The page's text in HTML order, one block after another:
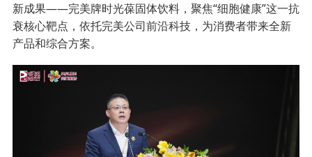
新成果——完美牌时光葆固体饮料，聚焦“细胞健康”这一抗
衰核心靶点，依托完美公司前沿科技，为消费者带来全新
产品和综合方案。